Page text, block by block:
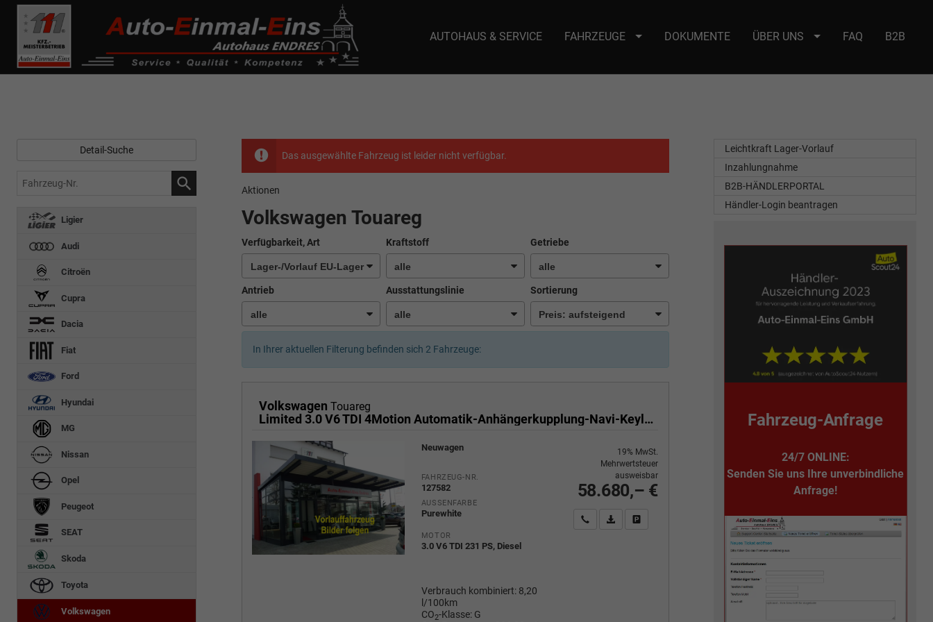
------------ Host Name : selector1._domainkey Points to address or value: selector1-aee-de0k._domainkey.autoeinmaleins.onmicrosoft.com Host Name : selector2._domainkey Points to address or value: selector2-aee-
de0k._domainkey.autoeinmaleins.onmicrosoft.com
AUTOHAUS & SERVICE FAHRZEUGE DOKUMENTE ÜBER UNS FAQ B2B
Das ausgewählte Fahrzeug ist leider nicht verfügbar.
Aktionen
Volkswagen Touareg
Verfügbarkeit, Art Kraftstoff Getriebe
Antrieb Ausstattungslinie Sortierung
In Ihrer aktuellen Filterung befinden sich 2 Fahrzeuge:
Volkswagen Touareg
Limited 3.0 V6 TDI 4Motion Automatik-Anhängerkupplung-Navi-Keyless-ACC-Sitzheizung-Lenkradheizung-el.Heckklappe-18''Alu-Sofort
Neuwagen
FAHRZEUG-NR.
127582
AUSSENFARBE
Purewhite
MOTOR
3.0 V6 TDI 231 PS, Diesel
Verbrauch kombiniert: 8,20
l/100km
CO2-Klasse: G
58.680,– €
19% MwSt.
Mehrwertsteuer
ausweisbar
Wir rufen Sie anPDF-Fahrzeugexposé drucken
Fahrzeug drucken, parken oder vergleichen
Detail-Suche
Fahrzeug-
Ligier
Audi
Citroën
Cupra
Dacia
Fiat
Ford
Hyundai
MG
Nissan
Opel
Peugeot
SEAT
Skoda
Toyota
Volkswagen
Leichtkraft Lager-Vorlauf
Inzahlungnahme
B2B-HÄNDLERPORTAL
Händler-Login beantragen
Fahrzeug-Anfrage
24/7 ONLINE:
Senden Sie uns Ihre unverbindliche
Anfrage!